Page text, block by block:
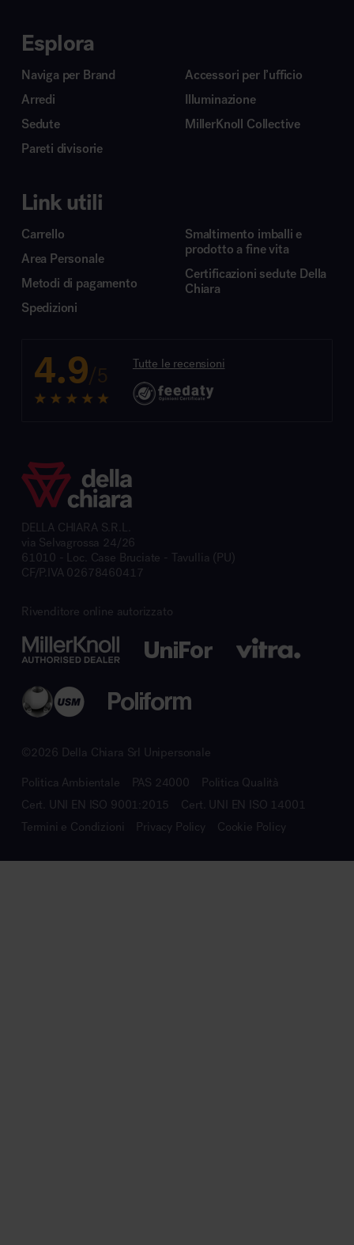
Esplora
Naviga per Brand
Arredi
Sedute
Pareti divisorie
Accessori per l’ufficio
Illuminazione
MillerKnoll Collective
Link utili
Carrello
Area Personale
Metodi di pagamento
Spedizioni
Smaltimento imballi e
prodotto a fine vita
Certificazioni sedute Della
Chiara
4.9/5 Tutte le recensioni
DELLA CHIARA S.R.L.
via Selvagrossa 24/26
61010 - Loc. Case Bruciate - Tavullia (PU)
CF/P.IVA 02678460417
Rivenditore online autorizzato
©2026 Della Chiara Srl Unipersonale
Politica Ambientale PAS 24000
Politica Qualità
Cert. UNI EN ISO 9001:2015
Cert. UNI EN ISO 14001
Termini e Condizioni
Privacy Policy Cookie Policy